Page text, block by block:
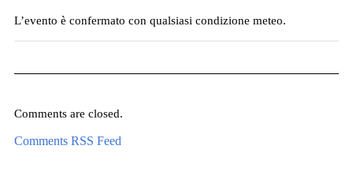
L’evento è confermato con qualsiasi condizione meteo.
Comments are closed.
Comments RSS Feed